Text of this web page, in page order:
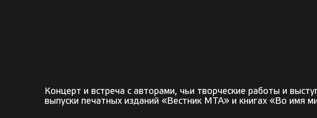
Концерт и встреча с авторами, чьи творческие работы и
выпуски печатных изданий «Вестник МТА» и книгах «Во имя